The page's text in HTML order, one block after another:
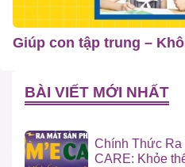
Giúp con tập trung –
BÀI VIẾT MỚI NHẤT
Chính Thức Ra
CARE: Khỏe